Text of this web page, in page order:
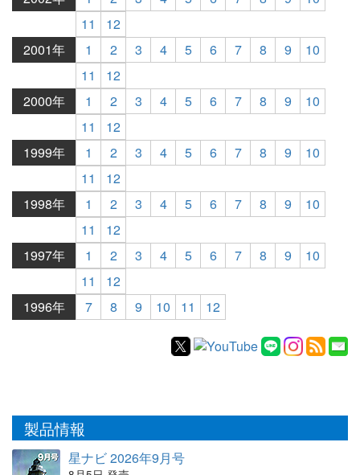
11
12
2001年
1 2 3 4 5 6 7 8 9
10
11
12
2000年
1 2 3 4 5 6 7 8 9
10
11
12
1999年
1 2 3 4 5 6 7 8 9
10
11
12
1998年
1 2 3 4 5 6 7 8 9
10
11
12
1997年
1 2 3 4 5 6 7 8 9
10
11
12
1996年
7 8 9 10 11 12
製品情報
星ナビ 2026年9月号